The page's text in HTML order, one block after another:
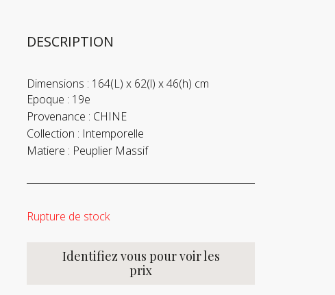
DESCRIPTION
Dimensions : 164(L) x 62(l) x 46(h) cm
Epoque : 19e
Provenance : CHINE
Collection : Intemporelle
Matiere : Peuplier Massif
Rupture de stock
Identifiez vous pour voir les
prix